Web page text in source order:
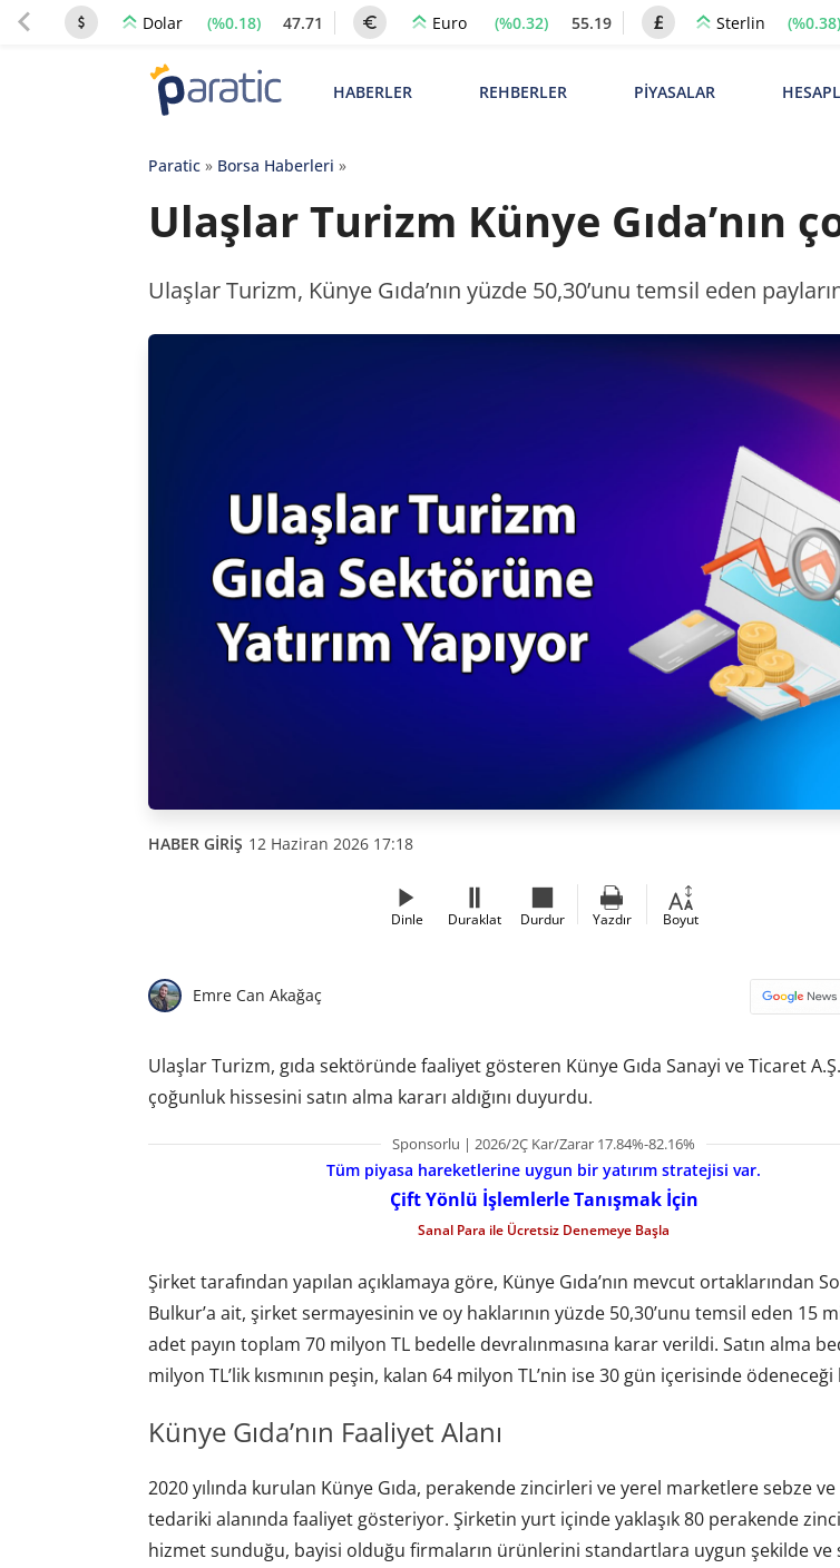
Dolar (%0.18) 47.71 Euro (%0.32) 55.19 Sterlin (%0.38)
HABERLER REHBERLER PİYASALAR
Paratic» Borsa Haberleri »
Ulaşlar Turizm Künye Gıda’nın
Ulaşlar Turizm, Künye Gıda’nın yüzde 50,30’unu temsil eden
HABER GİRİŞ 12 Haziran 2026 17:18
Dinle Duraklat Durdur Yazdır Boyut
Emre Can Akağaç
Ulaşlar Turizm, gıda sektöründe faaliyet gösteren Künye Gıda Sanayi ve Ticaret
çoğunluk hissesini satın alma kararı aldığını duyurdu.
Sponsorlu | 2026/2Ç Kar/Zarar 17.84%-82.16%
Tüm piyasa hareketlerine uygun bir yatırım stratejisi var.
Çift Yönlü İşlemlerle Tanışmak İçin
Sanal Para ile Ücretsiz Denemeye Başla
Şirket tarafından yapılan açıklamaya göre, Künye Gıda’nın mevcut ortaklarından
Bulkur’a ait, şirket sermayesinin ve oy haklarının yüzde 50,30’unu temsil eden 15
adet payın toplam 70 milyon TL bedelle devralınmasına karar verildi. Satın alma
milyon TL’lik kısmının peşin, kalan 64 milyon TL’nin ise 30 gün içerisinde
Künye Gıda’nın Faaliyet Alanı
2020 yılında kurulan Künye Gıda, perakende zincirleri ve yerel marketlere sebze
tedariki alanında faaliyet gösteriyor. Şirketin yurt içinde yaklaşık 80 perakende
hizmet sunduğu, bayisi olduğu firmaların ürünlerini standartlara uygun şekilde ve